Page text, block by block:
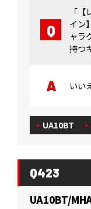
「
イン
ャラ
持つ
いい
UA10BT
Q423
UA10BT/